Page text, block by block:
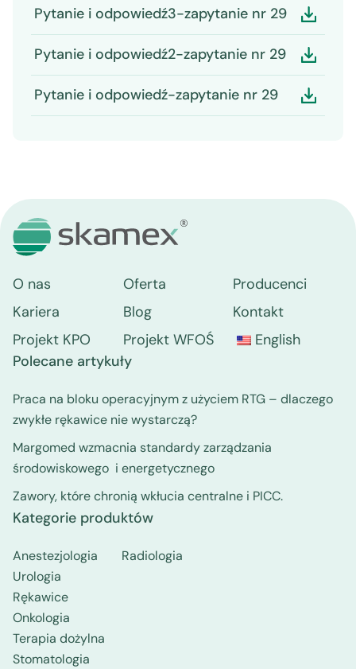
Pytanie i odpowiedź3-zapytanie nr 29
Pytanie i odpowiedź2-zapytanie nr 29
Pytanie i odpowiedź-zapytanie nr 29
O nas Oferta
Producenci
Kariera
Blog
Kontakt
Projekt KPO
Projekt WFOŚ
English
Polecane artykuły
Praca na bloku operacyjnym z użyciem RTG – dlaczego
zwykłe rękawice nie wystarczą?
Margomed wzmacnia standardy zarządzania
środowiskowego i energetycznego
Zawory, które chronią wkłucia centralne i PICC.
Kategorie produktów
Anestezjologia
Urologia
Rękawice
Onkologia
Terapia dożylna
Stomatologia
Radiologia